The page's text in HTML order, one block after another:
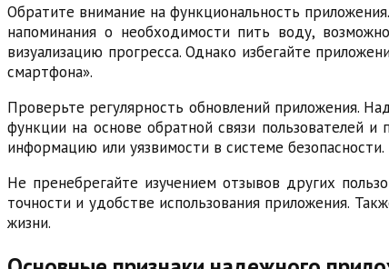
Обратите внимание на функциональность
напоминания о необходимости пить воду,
визуализацию прогресса. Однако избегайте
смартфона».
Проверьте регулярность обновлений приложения.
функции на основе обратной связи пользователей
информацию или уязвимости в системе безопасности.
Не пренебрегайте изучением отзывов других
точности и удобстве использования приложения.
жизни.